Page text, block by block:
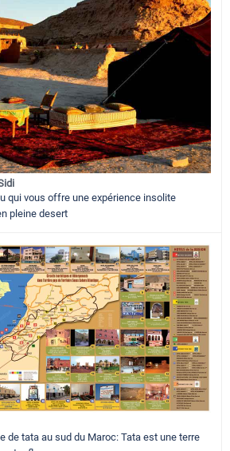
qui vous offre une expérience insolite
pleine desert
de tata au sud du Maroc: Tata est une terre